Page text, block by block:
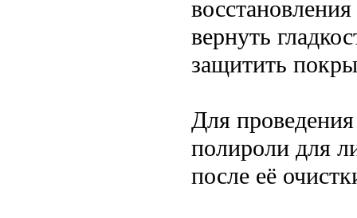
вернуть
защитить
Для
полироли для
после её